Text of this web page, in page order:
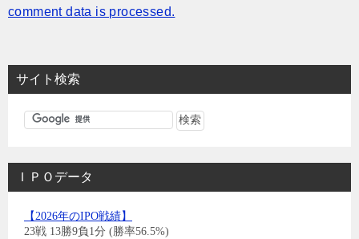
comment data is processed.
サイト検索
ＩＰＯデータ
【2026年のIPO戦績】
23戦 13勝9負1分 (勝率56.5%)